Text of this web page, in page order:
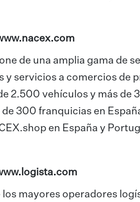
de una amplia gama de
y servicios a comercios de
2.500 vehículos y más de
300 franquicias en
en España y
los mayores operadores